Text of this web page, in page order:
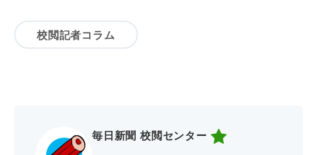
校閲記者コラム
毎日新聞 校閲センター